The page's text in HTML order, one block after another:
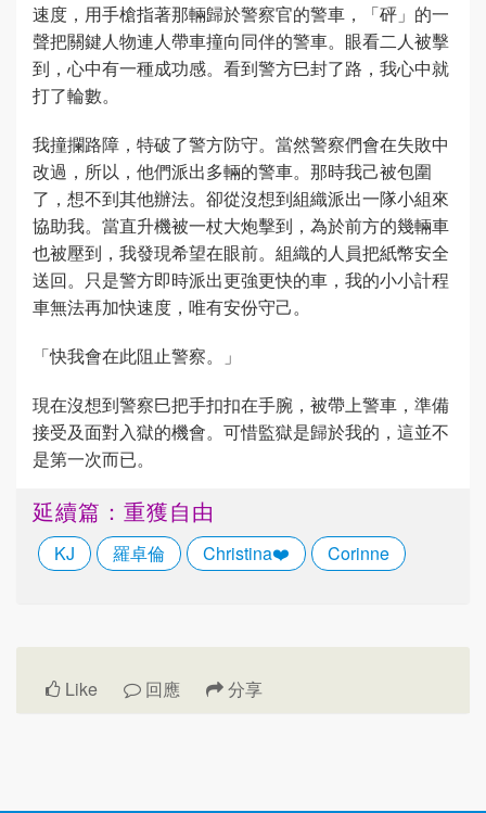
速度，用手槍指著那輛歸於警察官的警車，「砰」的一
聲把關鍵人物連人帶車撞向同伴的警車。眼看二人被擊
到，心中有一種成功感。看到警方巳封了路，我心中就
打了輪數。
我撞攔路障，特破了警方防守。當然警察們會在失敗中
改過，所以，他們派出多輛的警車。那時我己被包圍
了，想不到其他辦法。卻從沒想到組織派出一隊小組來
協助我。當直升機被一杖大炮擊到，為於前方的幾輛車
也被壓到，我發現希望在眼前。組織的人員把紙幣安全
送回。只是警方即時派出更強更快的車，我的小小計程
車無法再加快速度，唯有安份守己。
「快我會在此阻止警察。」
現在沒想到警察巳把手扣扣在手腕，被帶上警車，準備
接受及面對入獄的機會。可惜監獄是歸於我的，這並不
是第一次而已。
延續篇：重獲自由
KJ 羅卓倫 Christina❤️ Corinne
Like 回應 分享